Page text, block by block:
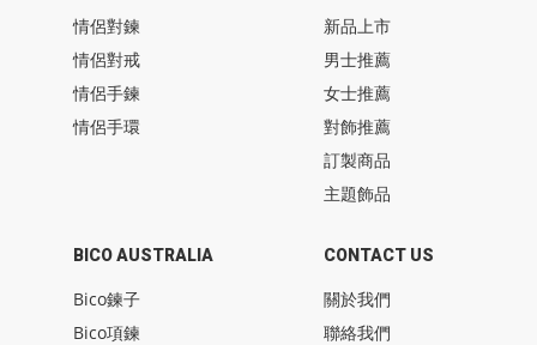
情侶對鍊
情侶對戒
情侶手鍊
情侶手環
BICO AUSTRALIA
Bico鍊子
Bico項鍊
新品上市
男士推薦
女士推薦
對飾推薦
訂製商品
主題飾品
CONTACT US
關於我們
聯絡我們